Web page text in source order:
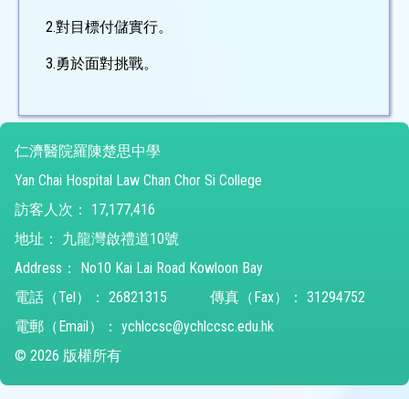
2.對目標付儲實行。
3.勇於面對挑戰。
仁濟醫院羅陳楚思中學
Yan Chai Hospital Law Chan Chor Si College
訪客人次：
17,177,416
地址：
九龍灣啟禮道10號
Address：
No10 Kai Lai Road Kowloon Bay
電話（Tel）： 26821315 傳真（Fax）： 31294752
電郵（Email）： ychlccsc@ychlccsc.edu.hk
© 2026 版權所有